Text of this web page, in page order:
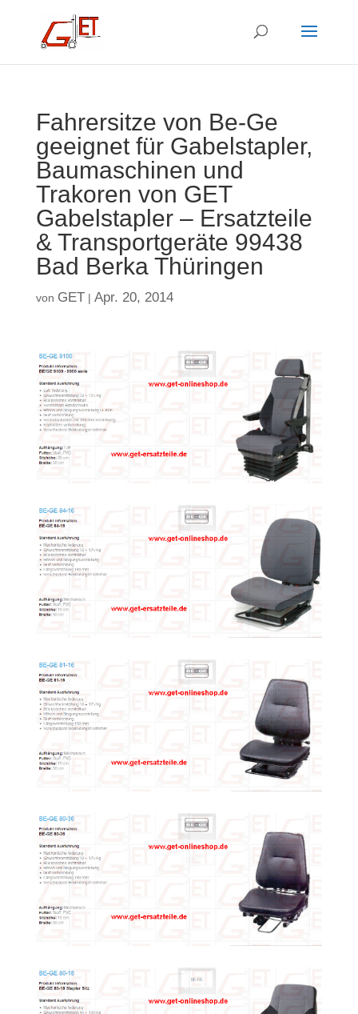
Fahrersitze von Be-Ge
geeignet für Gabelstapler,
Baumaschinen und
Trakoren von GET
Gabelstapler – Ersatzteile
& Transportgeräte 99438
Bad Berka Thüringen
von GET| Apr. 20, 2014